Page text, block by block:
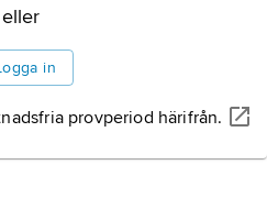
eller
in
provperiod härifrån.